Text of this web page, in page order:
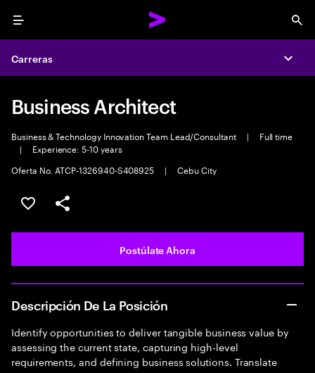
Menu
Carreras
Business Architect
Business & Technology Innovation Team Lead/Consultant |
Full time
|
Experience: 5-10 years
Oferta No. ATCP-1326940-S408925
| Cebu City
Guardar este empleo
Compartir este empleo
Postúlate Ahora
Descripción De La Posición
Identify opportunities to deliver tangible business value by
assessing the current state, capturing high-level
requirements, and defining business solutions. Translate